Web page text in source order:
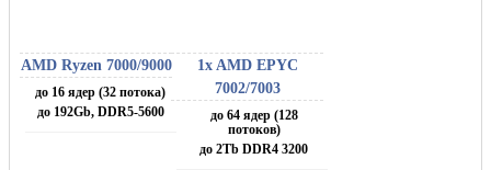
AMD Ryzen 7000/9000
до 16 ядер (32 потока)
до 192Gb, DDR5-5600
1x AMD EPYC
7002/7003
до 64 ядер (128
потоков)
до 2Tb DDR4 3200